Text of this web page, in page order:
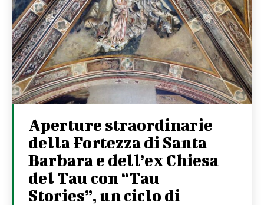
Aperture straordinarie
della Fortezza di Santa
Barbara e dell’ex Chiesa
del Tau con “Tau
Stories”, un ciclo di